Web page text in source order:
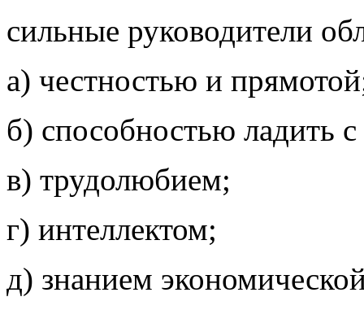
сильные руководители
а) честностью и
б) способностью ладить
в) трудолюбием;
г) интеллектом;
д) знанием